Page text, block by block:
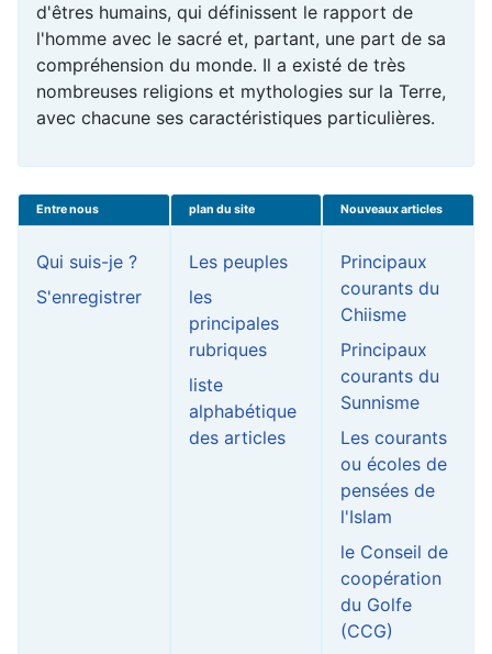
d'êtres humains, qui définissent le rapport de
l'homme avec le sacré et, partant, une part de sa
compréhension du monde. Il a existé de très
nombreuses religions et mythologies sur la Terre,
avec chacune ses caractéristiques particulières.
Entre nous
Qui suis-je ?
S'enregistrer
plan du site
Les peuples
les
principales
rubriques
liste
alphabétique
des articles
Nouveaux articles
Principaux
courants du
Chiisme
Principaux
courants du
Sunnisme
Les courants
ou écoles de
pensées de
l'Islam
le Conseil de
coopération
du Golfe
(CCG)